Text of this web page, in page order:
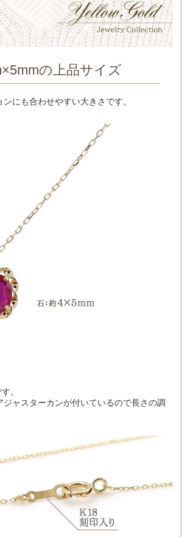
の上品サイズ
にも合わせやすい大きさです。
。
ジャスターカンが付いているので長さの調